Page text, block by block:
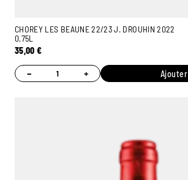
CHOREY LES BEAUNE 22/23 J. DROUHIN 2022
0,75L
35,00€
− + Ajouter